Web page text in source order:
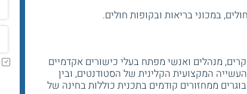
במכוני בריאות ובקופות חולים.
מנהלים ואנשי מפתח בעלי כישורים אקדמיים
המקצועית הקלינית של הסטודנטים, ובין
ממחזורים קודמים בתכנית כוללות בחינה של